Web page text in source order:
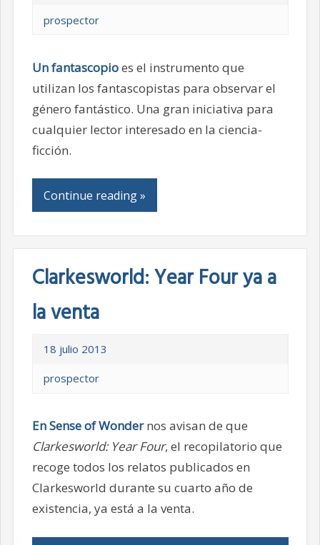
prospector
Un fantascopioes el instrumento que
utilizan los fantascopistas para observar el
género fantástico. Una gran iniciativa para
cualquier lector interesado en la ciencia-
ficción.
Continue reading »
Clarkesworld: Year Four ya a
la venta
18 julio 2013
prospector
En Sense of Wondernos avisan de que
Clarkesworld: Year Four, el recopilatorio que
recoge todos los relatos publicados en
Clarkesworld durante su cuarto año de
existencia, ya está a la venta.